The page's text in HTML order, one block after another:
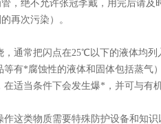
，绝不允许张冠李戴，用完后请及
再次污染）。
通常把闪点在25℃以下的液体均列
有*腐蚀性的液体和固体包括蒸气
适当条件下会发生爆*，并可与
这类物质需要特殊防护设备和知